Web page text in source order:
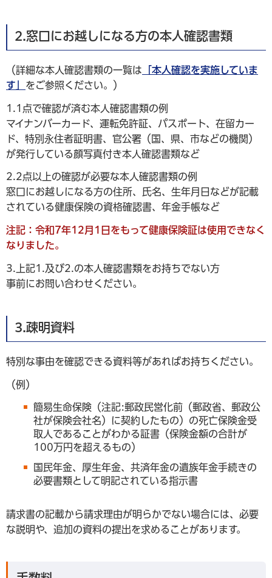
2.窓口にお越しになる方の本人確認書類
（詳細な本人確認書類の一覧は 「本人確認を実施していま
す」 をご参照ください。）
1.1点で確認が済む本人確認書類の例
マイナンバーカード、運転免許証、パスポート、在留カー
ド、特別永住者証明書、官公署（国、県、市などの機関）
が発行している顔写真付き本人確認書類など
2.2点以上の確認が必要な本人確認書類の例
窓口にお越しになる方の住所、氏名、生年月日などが記載
されている健康保険の資格確認書、年金手帳など
注記：令和7年12月1日をもって健康保険証は使用できなく
なりました。
3.上記1.及び2.の本人確認書類をお持ちでない方
事前にお問い合わせください。
3.疎明資料
特別な事由を確認できる資料等があればお持ちください。
（例）
簡易生命保険（注記:郵政民営化前（郵政省、郵政公
社が保険会社名）に契約したもの）の死亡保険金受
取人であることがわかる証書（保険金額の合計が
100万円を超えるもの）
国民年金、厚生年金、共済年金の遺族年金手続きの
必要書類として明記されている指示書
請求書の記載から請求理由が明らかでない場合には、必要
な説明や、追加の資料の提出を求めることがあります。